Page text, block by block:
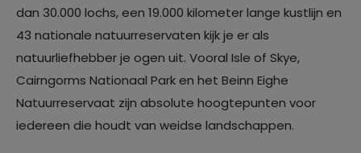
dan 30.000 lochs, een 19.000 kilometer lange kustlijn en
43 nationale natuurreservaten kijk je er als
natuurliefhebber je ogen uit. Vooral Isle of Skye,
Cairngorms Nationaal Park en het Beinn Eighe
Natuurreservaat zijn absolute hoogtepunten voor
iedereen die houdt van weidse landschappen.